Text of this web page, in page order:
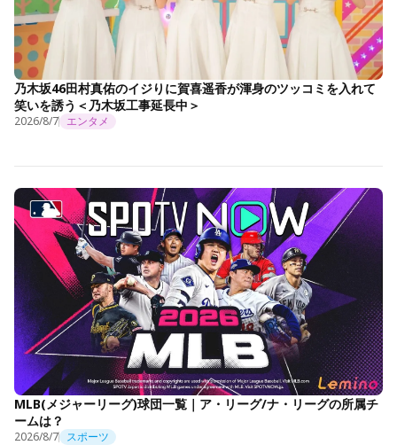
乃木坂46田村真佑のイジりに賀喜遥香が渾身のツッコミを入れて
笑いを誘う＜乃木坂工事延長中＞
2026/8/7 エンタメ
MLB(メジャーリーグ)球団一覧｜ア・リーグ/ナ・リーグの所属チ
ームは？
2026/8/7 スポーツ